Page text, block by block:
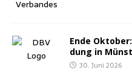
Ende
dung in
30. Juni 2026